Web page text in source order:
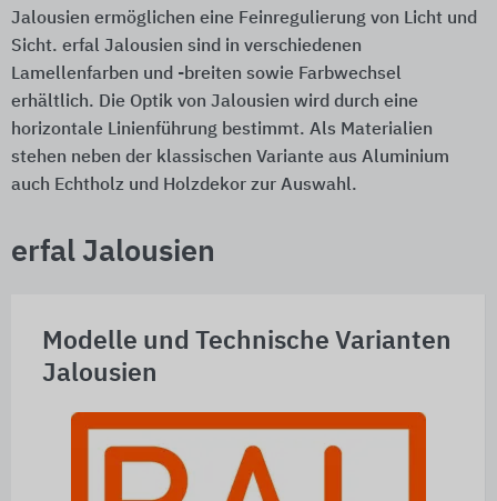
Jalousien ermöglichen eine Feinregulierung von Licht und
Sicht. erfal Jalousien sind in verschiedenen
Lamellenfarben und -breiten sowie Farbwechsel
erhältlich. Die Optik von Jalousien wird durch eine
horizontale Linienführung bestimmt. Als Materialien
stehen neben der klassischen Variante aus Aluminium
auch Echtholz und Holzdekor zur Auswahl.
erfal Jalousien
Modelle und Technische Varianten
Jalousien